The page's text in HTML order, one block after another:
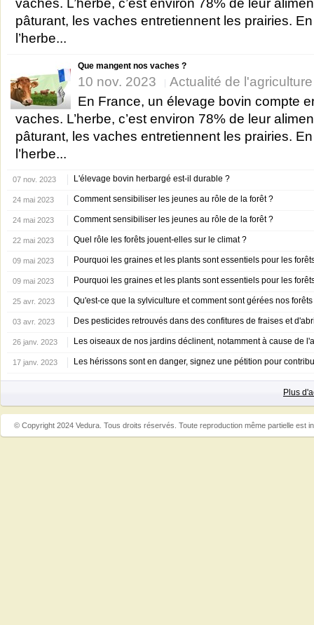
vaches. L’herbe, c’est environ 78% de leur
pâturant, les vaches entretiennent les prairies.
l’herbe...
Que mangent nos vaches ?
10 nov. 2023
Actualité de
En France, un élevage bovin compte
vaches. L’herbe, c’est environ 78% de leur
pâturant, les vaches entretiennent les prairies.
l’herbe...
07 nov. 2023 L'élevage bovin herbargé est-il durable ?
24 mai 2023 Comment sensibiliser les jeunes au rôle de la forêt ?
24 mai 2023 Comment sensibiliser les jeunes au rôle de la forêt ?
22 mai 2023 Quel rôle les forêts jouent-elles sur le climat ?
09 mai 2023 Pourquoi les graines et les plants sont essentiels pour les
09 mai 2023 Pourquoi les graines et les plants sont essentiels pour les
25 avr. 2023 Qu'est-ce que la sylviculture et comment sont gérées nos forêts
03 avr. 2023 Des pesticides retrouvés dans des confitures de fraises et
26 janv. 2023 Les oiseaux de nos jardins déclinent, notamment à cause de
17 janv. 2023 Les hérissons sont en danger, signez une pétition pour
Plus
© Copyright 2024 Vedura. Tous droits réservés. Toute reproduction même partielle est